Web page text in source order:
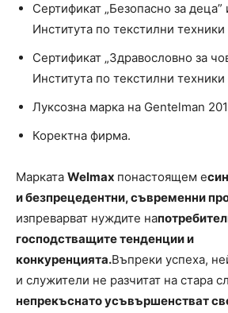
Сертификат „Безопасно за деца”
Института по текстилни
Сертификат „Здравословно за
Института по текстилни
Луксозна марка на Gentelman
Коректна фирма.
Марката Welmax понастоящем е
и безпрецедентни, съвременни
изпреварват нуждите на
господстващите тенденции и
конкуренцията.Въпреки успеха,
и служители не разчитат на стара
непрекъснато усъвършенстват